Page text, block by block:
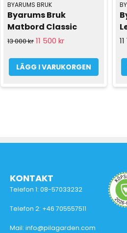
BYARUMS BRUK
Byarums Bruk
Matbord Classic
13 000 kr 11 500 kr
LÄGG I VARUKORGEN
KONTAKT
Telefon 1: 08-57033232
Telefon 2: +46 705557511
Mail: info@pilagarden.com